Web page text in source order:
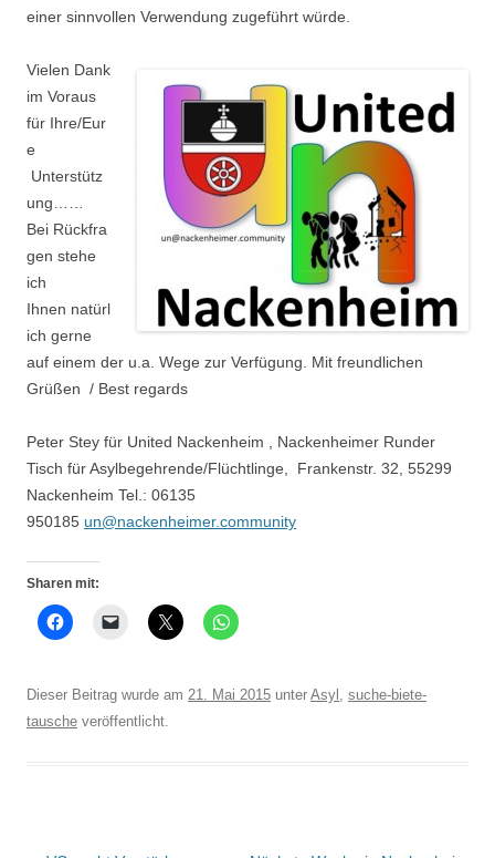
einer sinnvollen Verwendung zugeführt würde.
Vielen Dank
im Voraus
für Ihre/Eur
e
Unterstütz
ung……
Bei Rückfra
gen stehe
ich
Ihnen natürl
ich gerne
auf einem der u.a. Wege zur Verfügung. Mit freundlichen
Grüßen / Best regards
Peter Stey für United Nackenheim , Nackenheimer Runder
Tisch für Asylbegehrende/Flüchtlinge, Frankenstr. 32, 55299
Nackenheim Tel.: 06135
950185 un@nackenheimer.community
Sharen mit:
Dieser Beitrag wurde am 21. Mai 2015 unter Asyl , suche-biete-
tausche veröffentlicht.